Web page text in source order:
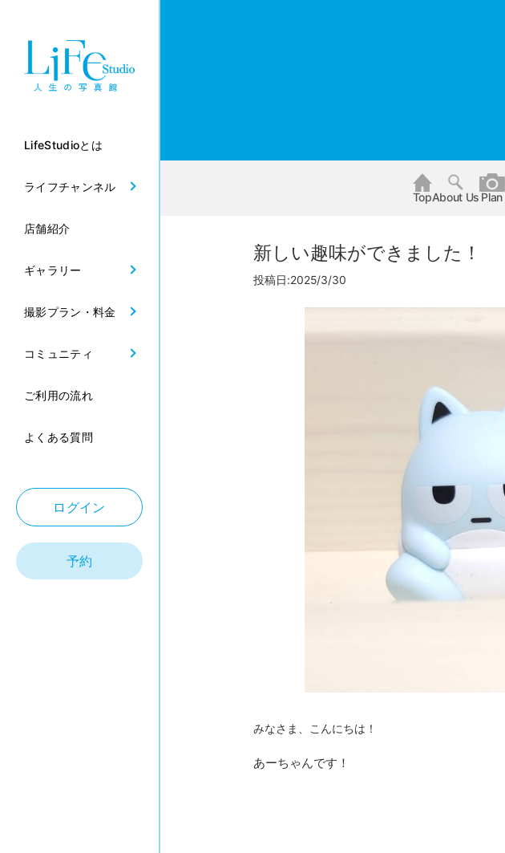
LifeStudioとは
ライフチャンネル
店舗紹介
ギャラリー
撮影プラン・料金
コミュニティ
ご利用の流れ
よくある質問
ログイン
予約
TopAbout Us Plan
新しい趣味ができました！
投稿日:2025/3/30
みなさま、こんにちは！
あーちゃんです！